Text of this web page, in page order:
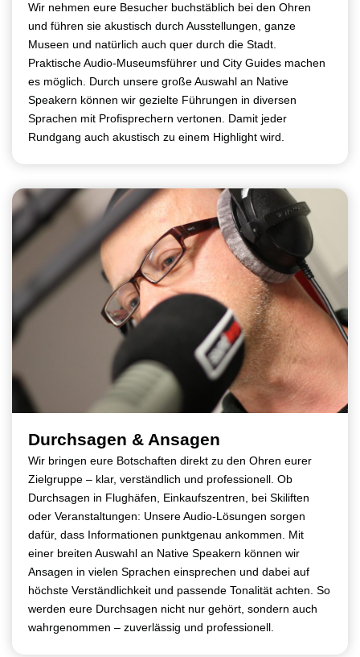
Wir nehmen eure Besucher buchstäblich bei den Ohren
und führen sie akustisch durch Ausstellungen, ganze
Museen und natürlich auch quer durch die Stadt.
Praktische Audio-Museumsführer und City Guides machen
es möglich. Durch unsere große Auswahl an Native
Speakern können wir gezielte Führungen in diversen
Sprachen mit Profisprechern vertonen. Damit jeder
Rundgang auch akustisch zu einem Highlight wird.
Durchsagen & Ansagen
Wir bringen eure Botschaften direkt zu den Ohren eurer
Zielgruppe – klar, verständlich und professionell. Ob
Durchsagen in Flughäfen, Einkaufszentren, bei Skiliften
oder Veranstaltungen: Unsere Audio-Lösungen sorgen
dafür, dass Informationen punktgenau ankommen. Mit
einer breiten Auswahl an Native Speakern können wir
Ansagen in vielen Sprachen einsprechen und dabei auf
höchste Verständlichkeit und passende Tonalität achten. So
werden eure Durchsagen nicht nur gehört, sondern auch
wahrgenommen – zuverlässig und professionell.